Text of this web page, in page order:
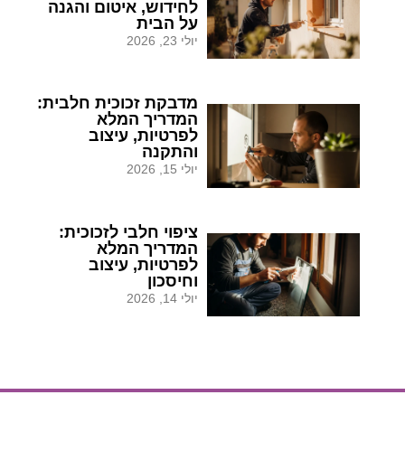
לחידוש, איטום והגנה
על הבית
יולי 23, 2026
מדבקת זכוכית חלבית:
המדריך המלא
לפרטיות, עיצוב
והתקנה
יולי 15, 2026
ציפוי חלבי לזכוכית:
המדריך המלא
לפרטיות, עיצוב
וחיסכון
יולי 14, 2026